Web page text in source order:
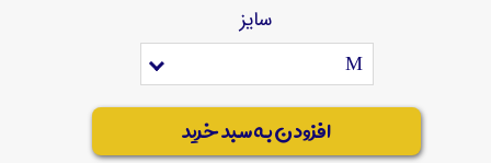
سایز
M
افزودن به سبد خرید